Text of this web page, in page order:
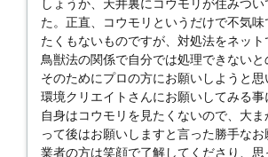
しょうか、天井裏にコウモリが住みつい
た。正直、コウモリというだけで不気味
たくもないものですが、対処法をネット
鳥獣法の関係で自分では処理できないと
そのためにプロの方にお願いしようと
環境クリエイトさんにお願いしてみる
自身はコウモリを見たくないので、大
って後はお願いしますと言った勝手なお
業者の方は笑顔で了解してくださり、